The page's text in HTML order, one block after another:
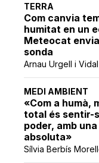
TERRA
Com canvia
humitat en un
Meteocat
sonda
Arnau Urgell i Vidal
MEDI AMBIENT
«Com a humà,
total és sentir-
poder, amb
absoluta»
Sílvia Berbís